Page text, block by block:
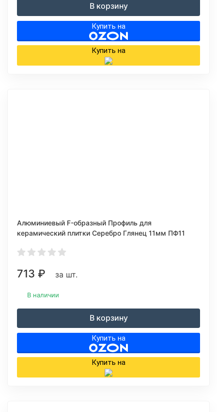
В корзину
Купить на
Купить на
Алюминиевый F-образный Профиль для
керамический плитки Серебро Глянец 11мм ПФ11
713 ₽ за шт.
В наличии
В корзину
Купить на
Купить на